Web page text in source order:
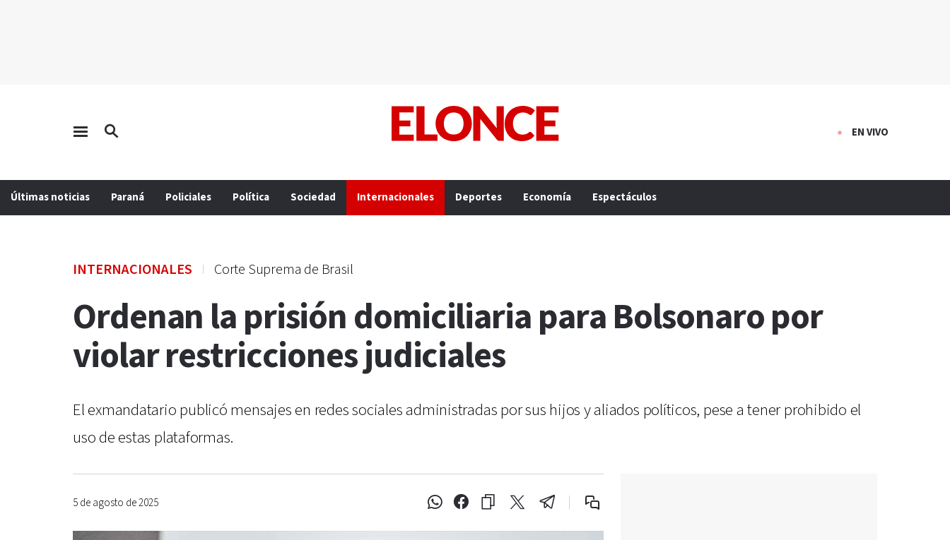
EN VIVO
Últimas noticias Paraná Policiales Política Sociedad Internacionales Deportes Economía Espectáculos
INTERNACIONALES Corte Suprema de Brasil
Ordenan la prisión domiciliaria para Bolsonaro por
violar restricciones judiciales
El exmandatario publicó mensajes en redes sociales administradas por sus hijos y aliados políticos, pese a tener prohibido el
uso de estas plataformas.
5 de agosto de 2025